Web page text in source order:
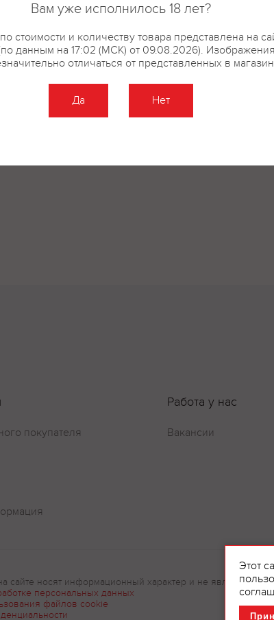
покупателя
Работа у нас
Вакансии
сайте носят информационный характер и не являются
персональных данных
файлов cookie
Этот
Вам уже исполнилось 18 лет?
стоимости и количеству товара представлена на
данным на 17:02 (МСК) от 09.08.2026).
отличаться от представленных в
Да Нет